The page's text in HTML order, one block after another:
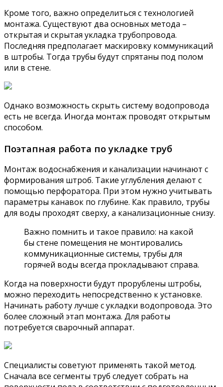
Кроме того, важно определиться с технологией
монтажа. Существуют два основных метода –
открытая и скрытая укладка трубопровода.
Последняя предполагает маскировку коммуникаций
в штробы. Тогда трубы будут спрятаны под полом
или в стене.
Однако возможность скрыть систему водопровода
есть не всегда. Иногда монтаж проводят открытым
способом.
Поэтапная работа по укладке труб
Монтаж водоснабжения и канализации начинают с
формирования штроб. Такие углубления делают с
помощью перфоратора. При этом нужно учитывать
параметры канавок по глубине. Как правило, трубы
для воды проходят сверху, а канализационные снизу.
Важно помнить и такое правило: на какой
бы стене помещения не монтировались
коммуникационные системы, трубы для
горячей воды всегда прокладывают справа.
Когда на поверхности будут прорублены штробы,
можно переходить непосредственно к установке.
Начинать работу лучше с укладки водопровода. Это
более сложный этап монтажа. Для работы
потребуется сварочный аппарат.
Специалисты советуют применять такой метод.
Сначала все сегменты труб следует собрать на